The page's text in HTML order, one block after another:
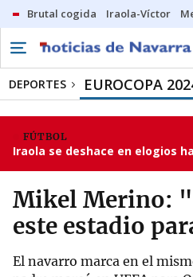
Brutal cogida Iraola-Víctor
DEPORTES EUROCOPA
FÚTBOL
Iraola se deshace en elogios
Mikel Merino:
este estadio
El navarro marca en el